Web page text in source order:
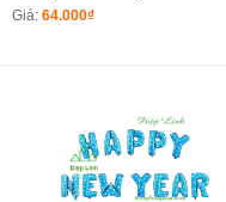
Hoa Đào Tài Lộc May Mắn
Giá: 64.000₫